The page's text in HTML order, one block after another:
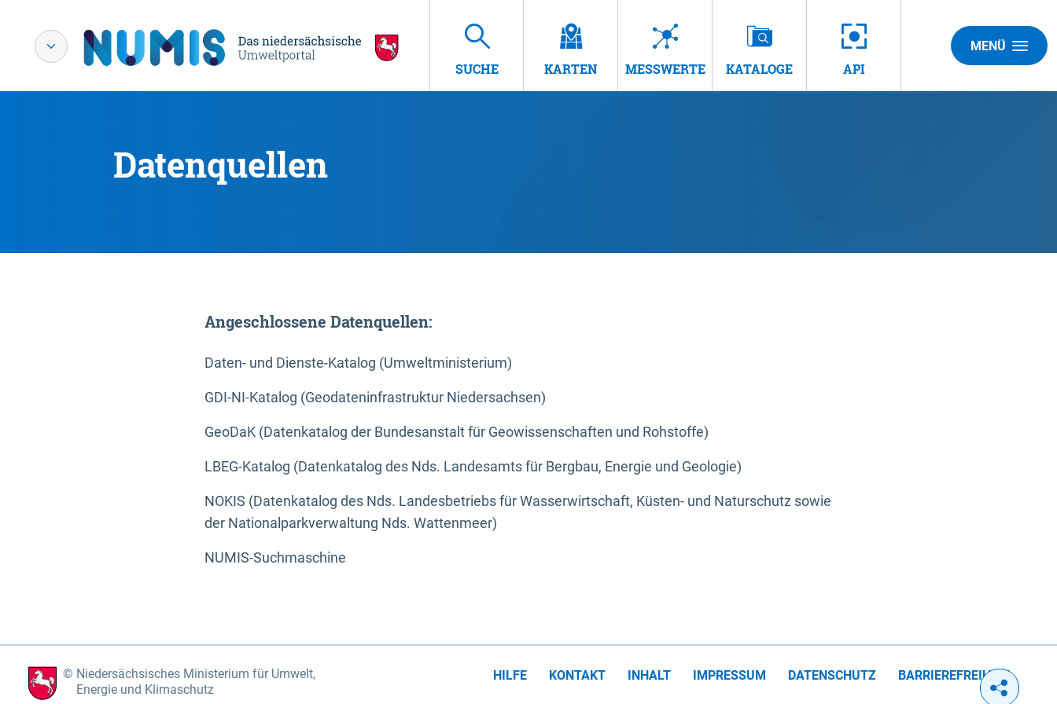
SUCHE KARTEN MESSWERTE KATALOGE API
MENÜ
Datenquellen
Angeschlossene Datenquellen:
Daten- und Dienste-Katalog (Umweltministerium)
GDI-NI-Katalog (Geodateninfrastruktur Niedersachsen)
GeoDaK (Datenkatalog der Bundesanstalt für Geowissenschaften und Rohstoffe)
LBEG-Katalog (Datenkatalog des Nds. Landesamts für Bergbau, Energie und Geologie)
NOKIS (Datenkatalog des Nds. Landesbetriebs für Wasserwirtschaft, Küsten- und Naturschutz sowie
der Nationalparkverwaltung Nds. Wattenmeer)
NUMIS-Suchmaschine
Niedersächsisches Ministerium für Umwelt,
Energie und Klimaschutz
HILFE KONTAKT INHALT IMPRESSUM DATENSCHUTZ BARRIEREFREIHEIT